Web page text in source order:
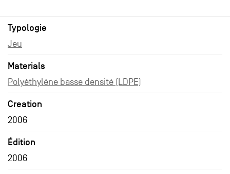
Typologie
Jeu
Materials
Polyéthylène basse densité (LDPE)
Creation
2006
Édition
2006